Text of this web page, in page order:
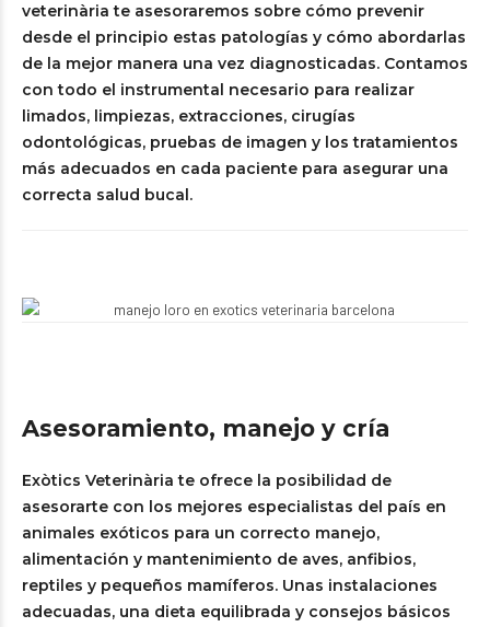
veterinària te asesoraremos sobre cómo prevenir
desde el principio estas patologías y cómo abordarlas
de la mejor manera una vez diagnosticadas. Contamos
con todo el instrumental necesario para realizar
limados, limpiezas, extracciones, cirugías
odontológicas, pruebas de imagen y los tratamientos
más adecuados en cada paciente para asegurar una
correcta salud bucal.
Asesoramiento, manejo y cría
Exòtics Veterinària te ofrece la posibilidad de
asesorarte con los mejores especialistas del país en
animales exóticos para un correcto manejo,
alimentación y mantenimiento de aves, anfibios,
reptiles y pequeños mamíferos. Unas instalaciones
adecuadas, una dieta equilibrada y consejos básicos